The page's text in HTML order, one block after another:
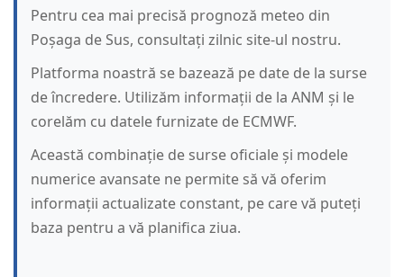
Pentru cea mai precisă prognoză meteo din
Poșaga de Sus, consultați zilnic site-ul nostru.
Platforma noastră se bazează pe date de la surse
de încredere. Utilizăm informații de la ANM și le
corelăm cu datele furnizate de ECMWF.
Această combinație de surse oficiale și modele
numerice avansate ne permite să vă oferim
informații actualizate constant, pe care vă puteți
baza pentru a vă planifica ziua.